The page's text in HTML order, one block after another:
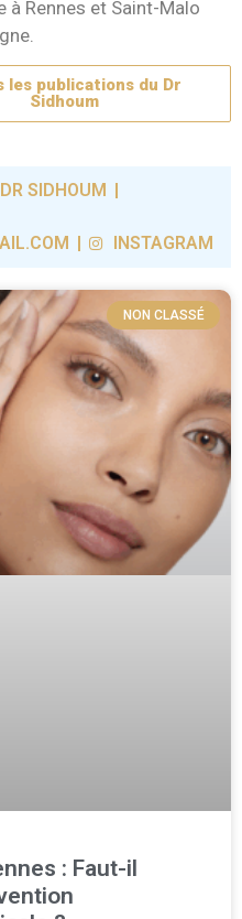
à Rennes et Saint-Malo
les publications du Dr
Sidhoum
SIDHOUM
INSTAGRAM
NON CLASSÉ
: Faut-il